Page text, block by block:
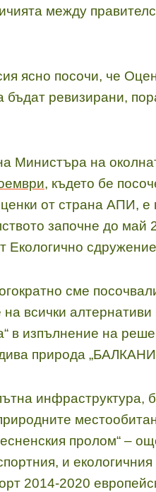
между
ясно посочи, че
бъдат ревизирани,
Министъра на
, където бе
от страна АПИ,
започне до май
сдружение
сме
всички
в изпълнение на
природа
инфраструктура,
пролом“ –
и
2014-2020